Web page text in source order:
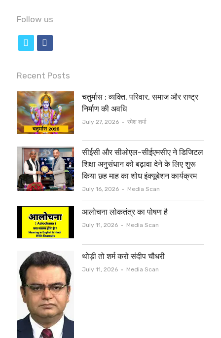
Follow us
i
t
t
e
r
c
e
b
o
o
k
Recent Posts
चतुर्मास : व्यक्ति, परिवार, समाज और राष्ट्र
निर्माण की अवधि
July 27, 2026 Author
रमेश शर्मा
सीईसी और सीओएल-सीईएमसीए ने डिजिटल
शिक्षा अनुसंधान को बढ़ावा देने के लिए शुरू
किया छह माह का शोध इंक्यूबेशन कार्यक्रम
July 16, 2026 Author
Media Scan
आलोचना लोकतंत्र का पोषण है
July 11, 2026 Author
Media Scan
थोड़ी तो शर्म करो संदीप चौधरी
July 11, 2026 Author
Media Scan